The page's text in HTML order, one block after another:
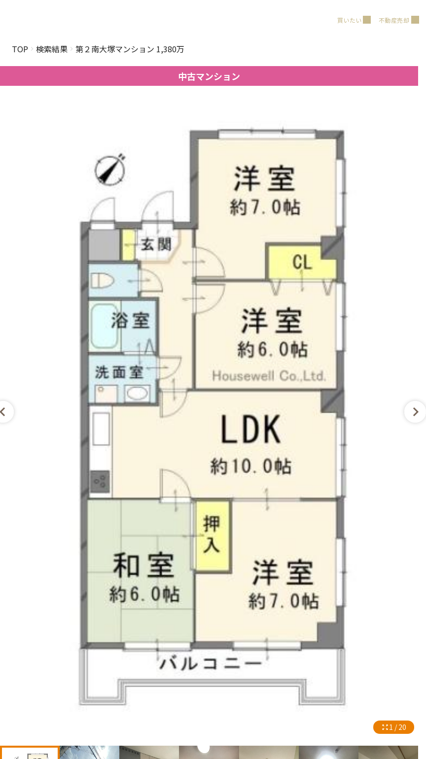
買いたい 不動産売却
TOP 検索結果 第２南大塚マンション 1,380万
中古マンション
1 / 20